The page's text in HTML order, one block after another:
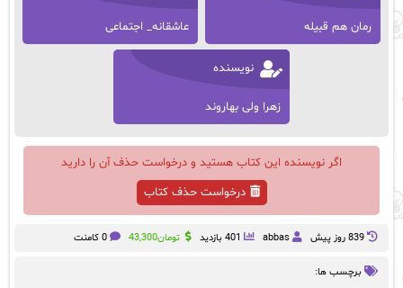
رمان هم‌ قبیله عاشقانه_ اجتماعی
نویسنده
زهرا ولی بهاروند
اگر نویسنده این کتاب هستید و درخواست حذف آن را دارید
درخواست حذف کتاب
839 روز پيش abbas 401 بازدید تومان43,300 0 کامنت
برچسب ها: